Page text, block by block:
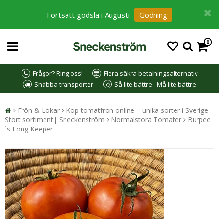
Fortsätt gödsla i Augusti Gödning
0
Frågor? Ring oss!
Flera säkra betalningsalternativ
Snabba transporter
Så lite bättre - Må lite bättre
Frön & Lökar
Köp tomatfrön online – unika sorter i Sverige -
Stort sortiment| Sneckenström
Normalstora Tomater
Burpee
´s Long Keeper